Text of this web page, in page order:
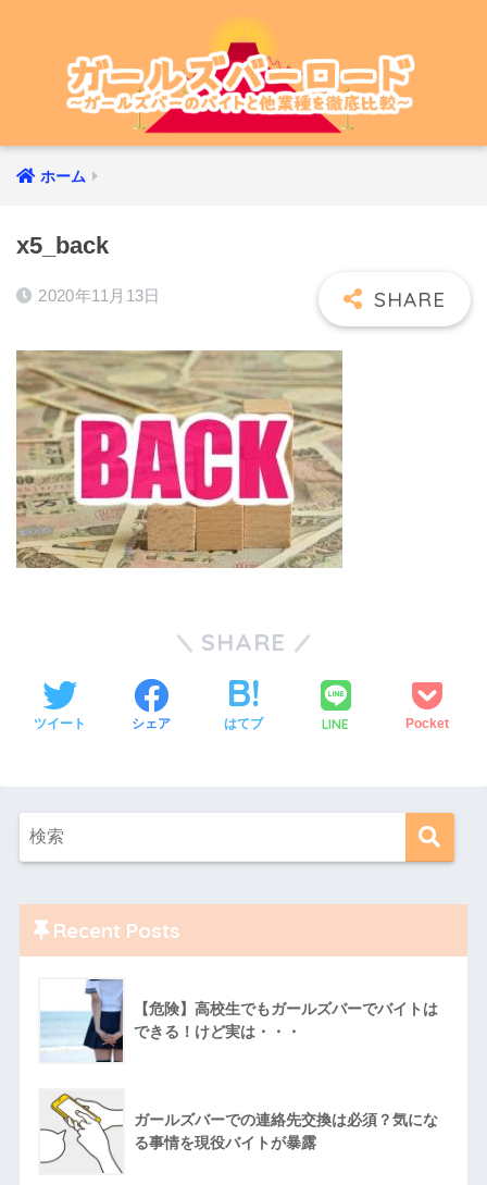
ホーム
x5_back
2020年11月13日
SHARE
ツイート シェア はてブ LINE Pocket
Recent Posts
【危険】高校生でもガールズバーでバイトは
できる！けど実は・・・
ガールズバーでの連絡先交換は必須？気にな
る事情を現役バイトが暴露